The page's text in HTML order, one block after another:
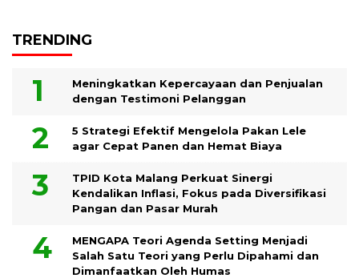
TRENDING
Meningkatkan Kepercayaan dan Penjualan
dengan Testimoni Pelanggan
5 Strategi Efektif Mengelola Pakan Lele
agar Cepat Panen dan Hemat Biaya
TPID Kota Malang Perkuat Sinergi
Kendalikan Inflasi, Fokus pada Diversifikasi
Pangan dan Pasar Murah
MENGAPA Teori Agenda Setting Menjadi
Salah Satu Teori yang Perlu Dipahami dan
Dimanfaatkan Oleh Humas